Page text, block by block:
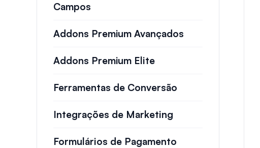
Campos
Addons Premium Avançados
Addons Premium Elite
Ferramentas de Conversão
Integrações de Marketing
Formulários de Pagamento